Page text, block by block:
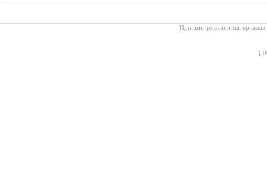
При цитировании материалов
[